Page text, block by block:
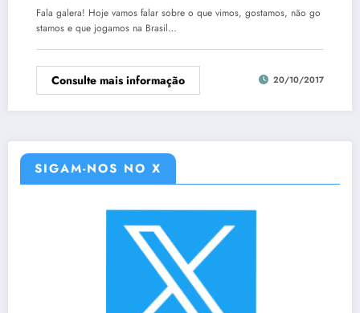
Fala galera! Hoje vamos falar sobre o que vimos, gostamos, não go
stamos e que jogamos na Brasil…
Consulte mais informação 20/10/2017
SIGAM-NOS NO X